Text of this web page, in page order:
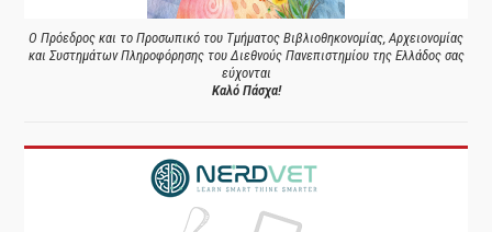
Ο Πρόεδρος και το Προσωπικό του Τμήματος Βιβλιοθηκονομίας, Αρχειονομίας
και Συστημάτων Πληροφόρησης του Διεθνούς Πανεπιστημίου της Ελλάδος σας
εύχονται
Καλό Πάσχα!